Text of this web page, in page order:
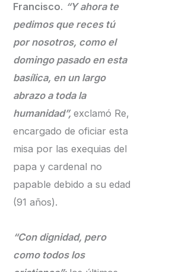
Francisco. “Y ahora te
pedimos que reces tú
por nosotros, como el
domingo pasado en esta
basílica, en un largo
abrazo a toda la
humanidad”,exclamó Re,
encargado de oficiar esta
misa por las exequias del
papa y cardenal no
papable debido a su edad
(91 años).
“Con dignidad, pero
como todos los